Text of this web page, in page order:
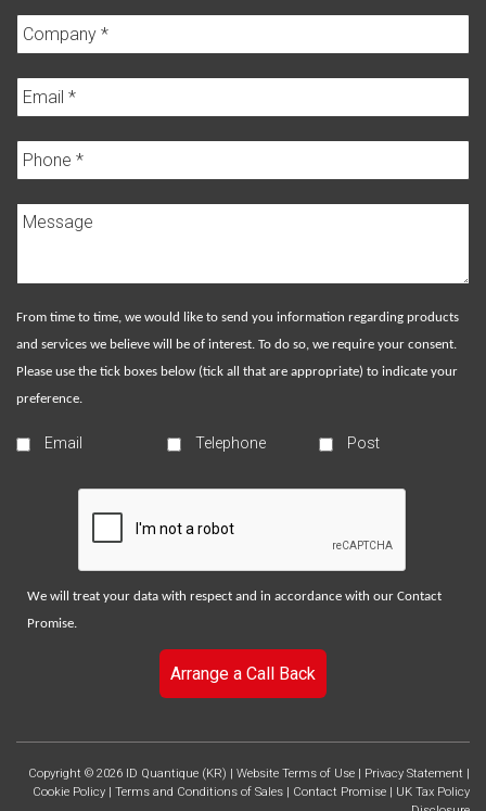
From time to time, we would like to send you information regarding products
and services we believe will be of interest. To do so, we require your consent.
Please use the tick boxes below (tick all that are appropriate) to indicate your
preference.
Email Telephone Post
We will treat your data with respect and in accordance with our Contact
Promise.
Arrange a Call Back
Copyright © 2026 ID Quantique (KR) | Website Terms of Use | Privacy Statement |
Cookie Policy | Terms and Conditions of Sales | Contact Promise | UK Tax Policy